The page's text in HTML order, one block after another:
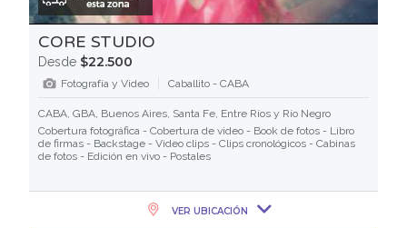
CORE STUDIO
Desde $22.500
Fotografía y Video Caballito - CABA
CABA, GBA, Buenos Aires, Santa Fe, Entre Ríos y Río Negro
Cobertura fotográfica - Cobertura de video - Book de fotos - Libro
de firmas - Backstage - Video clips - Clips cronológicos - Cabinas
de fotos - Edición en vivo - Postales
VER UBICACIÓN